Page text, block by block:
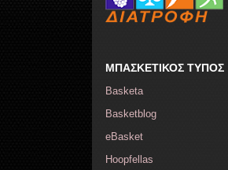
ΜΠΑΣΚΕΤΙΚΟΣ ΤΥΠΟΣ
Basketa
Basketblog
eBasket
Hoopfellas